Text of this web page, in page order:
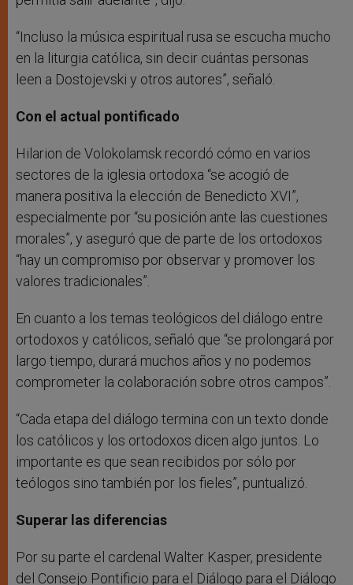
“Incluso la música espiritual rusa se escucha mucho
en la liturgia católica, sin decir cuántas personas
leen a Dostojevski y otros autores”, señaló.
Con el actual pontificado
Hilarion de Volokolamsk recordó cómo en varios
sectores de la iglesia ortodoxa “se acogió de
manera positiva la elección de Benedicto XVI”,
especialmente por “su posición ante las cuestiones
morales”, y aseguró que de parte de los ortodoxos
“hay un compromiso por observar y promover los
valores tradicionales”.
En cuanto a los temas teológicos del diálogo entre
ortodoxos y católicos, señaló que “se prolongará por
largo tiempo, durará muchos años y no podemos
comprometer la colaboración sobre otros campos”.
“Cada etapa del diálogo termina con un texto donde
los católicos y los ortodoxos dicen algo juntos. Lo
importante es que sean recibidos por sólo por
teólogos sino también por los fieles”, puntualizó.
Superar las diferencias
Por su parte el cardenal Walter Kasper, presidente
del Consejo Pontificio para el Diálogo para el Diálogo